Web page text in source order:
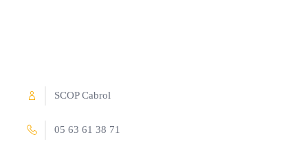
SCOP Cabrol
05 63 61 38 71